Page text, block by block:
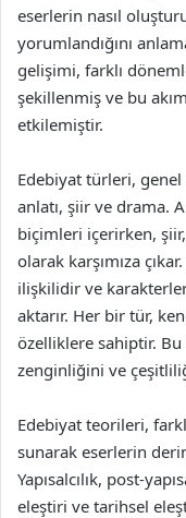
eserlerin nasıl
yorumlandığını
gelişimi, farklı
şekillenmiş ve bu
etkilemiştir.
Edebiyat türleri, genel
anlatı, şiir ve drama.
biçimleri içerirken,
olarak karşımıza
ilişkilidir ve
aktarır. Her bir tür,
özelliklere sahiptir.
zenginliğini ve
Edebiyat teorileri,
sunarak eserlerin
Yapısalcılık, post-
eleştiri ve tarihsel